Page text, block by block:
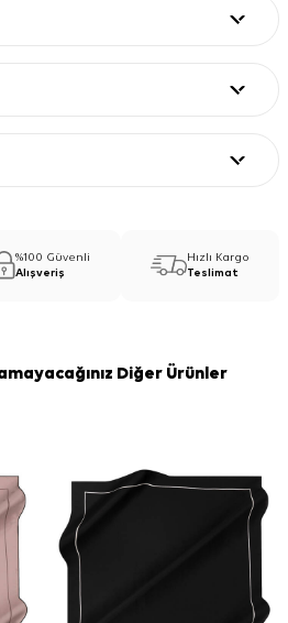
%100 Güvenli
Alışveriş
Hızlı Kargo
Teslimat
Diğer Ürünler